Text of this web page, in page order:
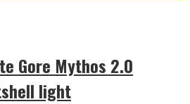
Gore Mythos 2.0
light